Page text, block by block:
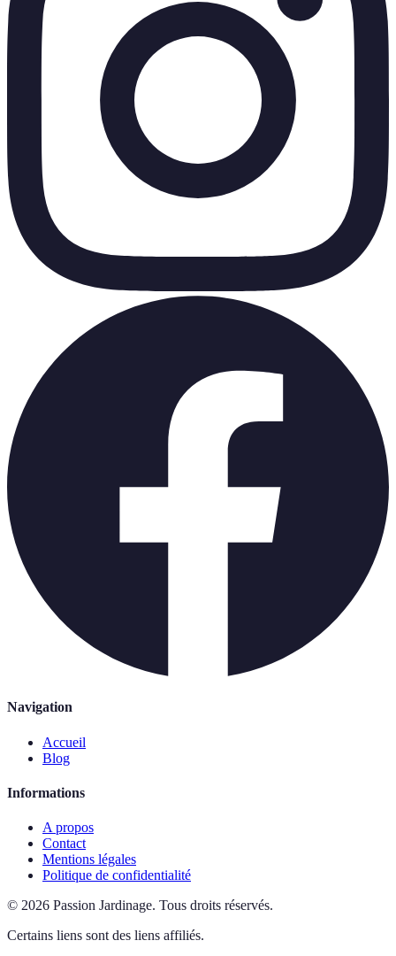
Navigation
Accueil
Blog
Informations
A propos
Contact
Mentions légales
Politique de confidentialité
© 2026 Passion Jardinage. Tous droits réservés.
Certains liens sont des liens affiliés.